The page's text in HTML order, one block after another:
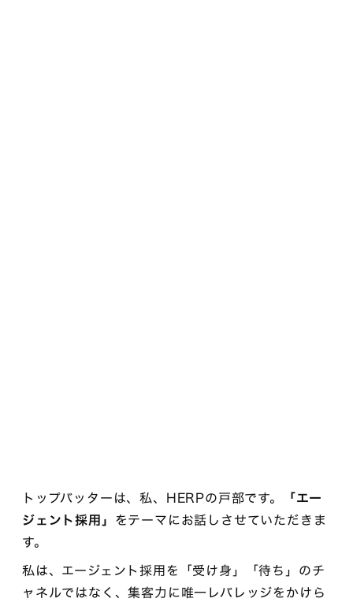
トップバッターは、私、HERPの戸部です。
「エー
ジェント採用」 をテーマにお話しさせていただきま
す。
私は、エージェント採用を「受け身」「待ち」のチ
ャネルではなく、集客力に唯一レバレッジをかけら